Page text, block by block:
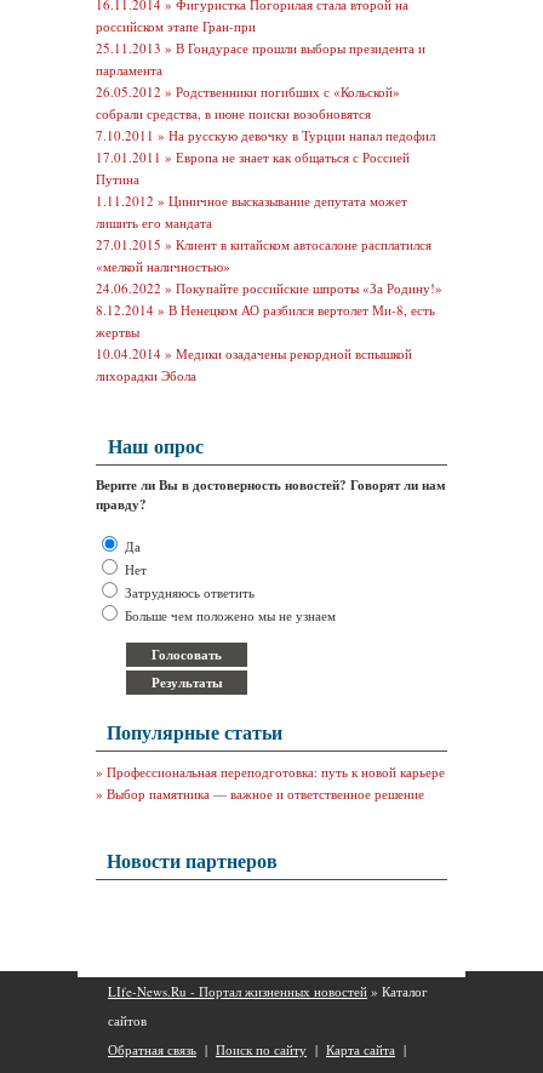
16.11.2014 » Фигуристка Погорилая стала второй на
российском этапе Гран-при
25.11.2013 » В Гондурасе прошли выборы президента и
парламента
26.05.2012 » Родственники погибших с «Кольской»
собрали средства, в июне поиски возобновятся
7.10.2011 » На русскую девочку в Турции напал педофил
17.01.2011 » Европа не знает как общаться с Россией
Путина
1.11.2012 » Циничное высказывание депутата может
лишить его мандата
27.01.2015 » Клиент в китайском автосалоне расплатился
«мелкой наличностью»
24.06.2022 » Покупайте российские шпроты «За Родину!»
8.12.2014 » В Ненецком АО разбился вертолет Ми-8, есть
жертвы
10.04.2014 » Медики озадачены рекордной вспышкой
лихорадки Эбола
Наш опрос
Верите ли Вы в достоверность новостей? Говорят ли нам
правду?
Да
Нет
Затрудняюсь ответить
Больше чем положено мы не узнаем
Популярные статьи
» Профессиональная переподготовка: путь к новой карьере
» Выбор памятника — важное и ответственное решение
Новости партнеров
LIfe-News.Ru - Портал жизненных новостей » Каталог
сайтов
Обратная связь | Поиск по сайту | Карта сайта |